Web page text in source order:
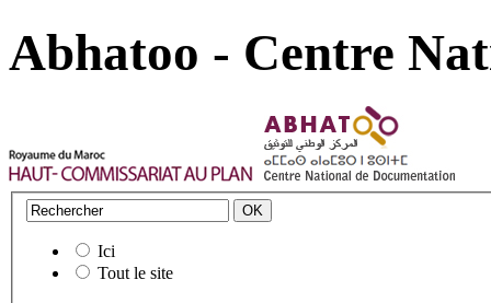
Abhatoo - Centre
Ici
Tout le site